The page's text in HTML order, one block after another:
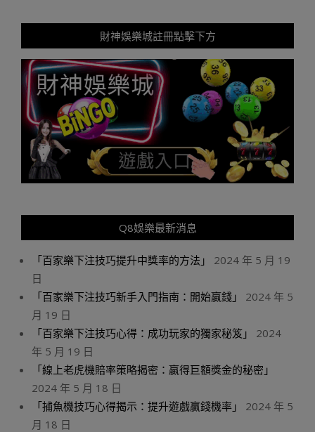
財神娛樂城註冊點擊下方
Q8娛樂最新消息
「百家樂下注技巧提升中獎率的方法」
2024 年 5 月 19
日
「百家樂下注技巧新手入門指南：開始贏錢」
2024 年 5
月 19 日
「百家樂下注技巧心得：成功玩家的獨家秘笈」
2024
年 5 月 19 日
「線上老虎機賠率策略揭密：贏得巨額獎金的秘密」
2024 年 5 月 18 日
「捕魚機技巧心得揭示：提升遊戲贏錢機率」
2024 年 5
月 18 日